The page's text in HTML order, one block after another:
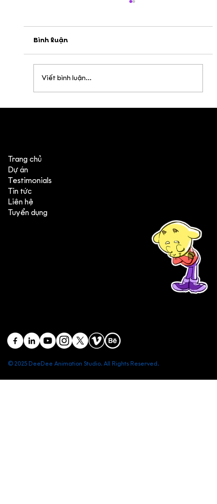
Bình luận
Viết bình luận...
© 2025 DeeDee Animation Studio. All Rights Reserved.
Head office: Central Point Bld., No. 219 Trung Kinh Str.,
Branch office: SGR Bld., No. 167 -169 Dien Bien Phu Str.,
Trang chủ
Dự án
Testimonials
Tin tức
Liên hệ
Tuyển dụng